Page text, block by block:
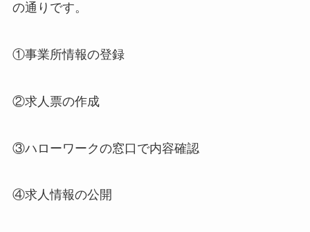
の通りです。
①事業所情報の登録
②求人票の作成
③ハローワークの窓口で内容確認
④求人情報の公開